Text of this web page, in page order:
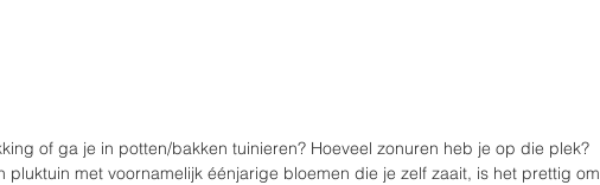
of ga je in potten/bakken tuinieren? Hoeveel zonuren heb je op die plek?
pluktuin met voornamelijk éénjarige bloemen die je zelf zaait, is het prettig om